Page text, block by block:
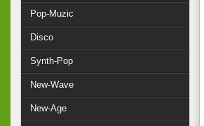
Pop-Muzic
Disco
Synth-Pop
New-Wave
New-Age